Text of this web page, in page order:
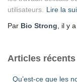
utilisateurs.
Lire la
Par Bio Strong , il y a
Articles récents
Qu’est-ce que les